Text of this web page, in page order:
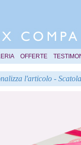
OFFERTE
l'articolo -